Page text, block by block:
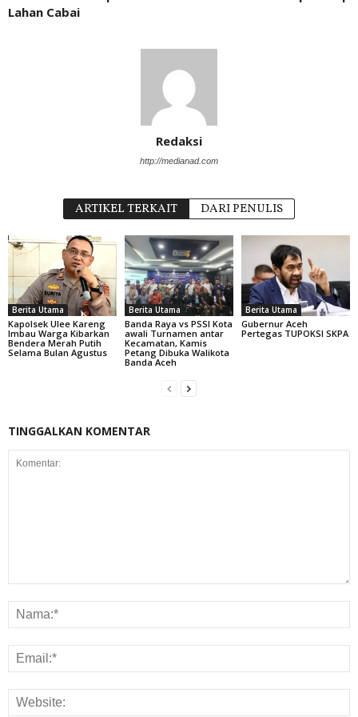
Lahan Cabai
Redaksi
http://medianad.com
ARTIKEL TERKAIT DARI PENULIS
Berita Utama
Kapolsek Ulee Kareng
Imbau Warga Kibarkan
Bendera Merah Putih
Selama Bulan Agustus
Berita Utama
Banda Raya vs PSSI Kota
awali Turnamen antar
Kecamatan, Kamis
Petang Dibuka Walikota
Banda Aceh
Berita Utama
Gubernur Aceh
Pertegas TUPOKSI SKPA
TINGGALKAN KOMENTAR